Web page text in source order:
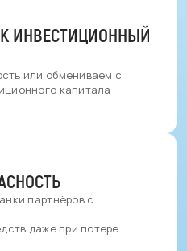
ИНВЕСТИЦИОННЫЙ
или обмениваем с
капитала
партнёров с
даже при потере